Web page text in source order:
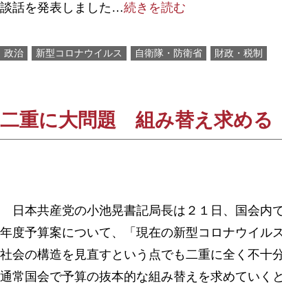
談話を発表しました…続きを読む
政治 新型コロナウイルス 自衛隊・防衛省 財政・税制
二重に大問題 組み替え求める
日本共産党の小池晃書記局長は２１日、国会内
年度予算案について、「現在の新型コロナウイル
社会の構造を見直すという点でも二重に全く不十
通常国会で予算の抜本的な組み替えを求めていく